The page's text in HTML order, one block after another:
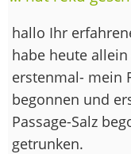
hallo Ihr
habe heute
erstenmal- mein
begonnen und
Passage-Salz
getrunken.